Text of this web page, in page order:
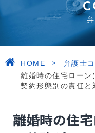
HOME > 弁護士
離婚時の住宅ローン
契約形態別の責任と
離婚時の住